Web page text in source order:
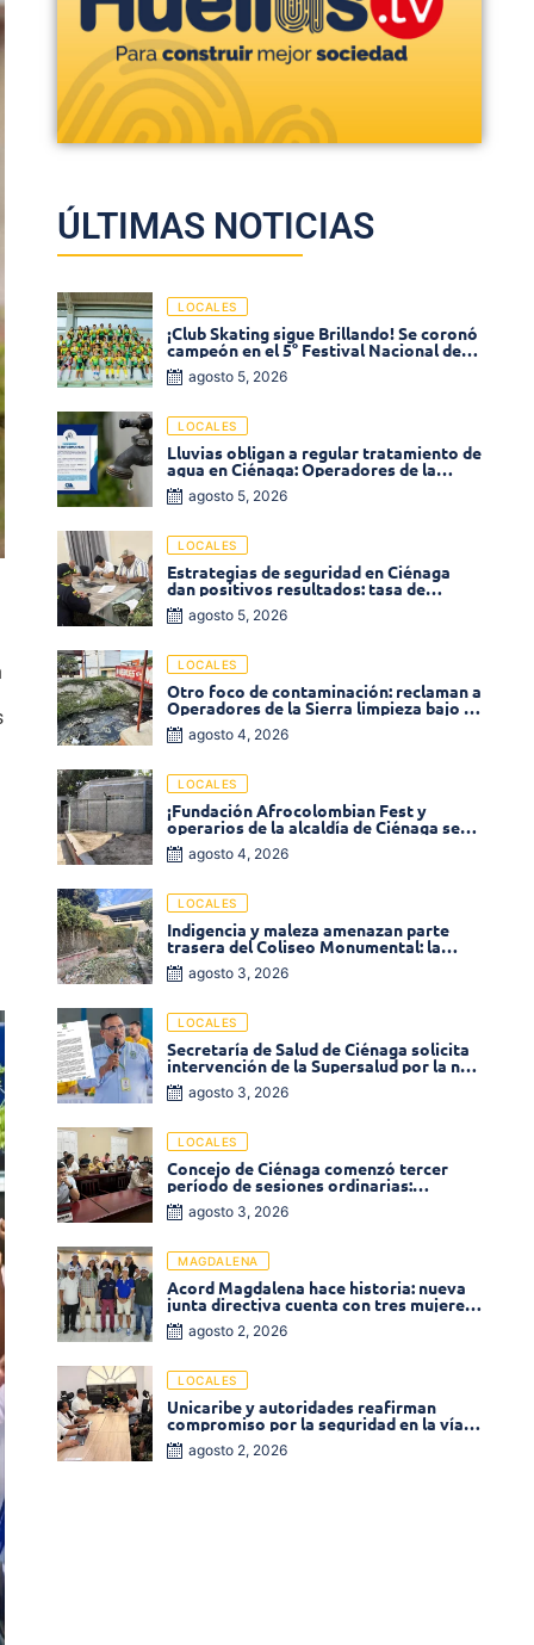
ÚLTIMAS NOTICIAS
LOCALES
¡Club Skating sigue Brillando! Se coronó
campeón en el 5° Festival Nacional de
Patinaje «Soledad sobre Ruedas»
agosto 5, 2026
LOCALES
Lluvias obligan a regular tratamiento de
agua en Ciénaga: Operadores de la
Sierra anuncia baja presión en varios
sectores
agosto 5, 2026
LOCALES
Estrategias de seguridad en Ciénaga
dan positivos resultados: tasa de
homicidios disminuyó un 58% en 2026
agosto 5, 2026
LOCALES
Otro foco de contaminación: reclaman a
Operadores de la Sierra limpieza bajo el
puente de la calle 19 con carrera 11
agosto 4, 2026
LOCALES
¡Fundación Afrocolombian Fest y
operarios de la alcaldía de Ciénaga se
ponen la 10! Realizan limpieza de la
parte posterior del Coliseo
agosto 4, 2026
LOCALES
Indigencia y maleza amenazan parte
trasera del Coliseo Monumental: la
comunidad exige acción inmediata!
agosto 3, 2026
LOCALES
Secretaría de Salud de Ciénaga solicita
intervención de la Supersalud por la no
entrega de medicamentos en las EPS
agosto 3, 2026
LOCALES
Concejo de Ciénaga comenzó tercer
período de sesiones ordinarias:
Operadores de la Sierra tema central de
la plenaria
agosto 3, 2026
MAGDALENA
Acord Magdalena hace historia: nueva
junta directiva cuenta con tres mujeres
y una en el Órgano de Control
agosto 2, 2026
LOCALES
Unicaribe y autoridades reafirman
compromiso por la seguridad en la vía al
Campus Costa Verde
agosto 2, 2026